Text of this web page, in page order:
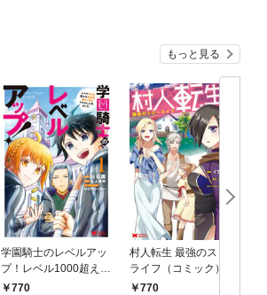
もっと見る
学園騎士のレベルアッ
プ！レベル1000超えの
転生者、落ちこぼれク
770
村人転生 最強のスロー
ライフ（コミック） 1
770